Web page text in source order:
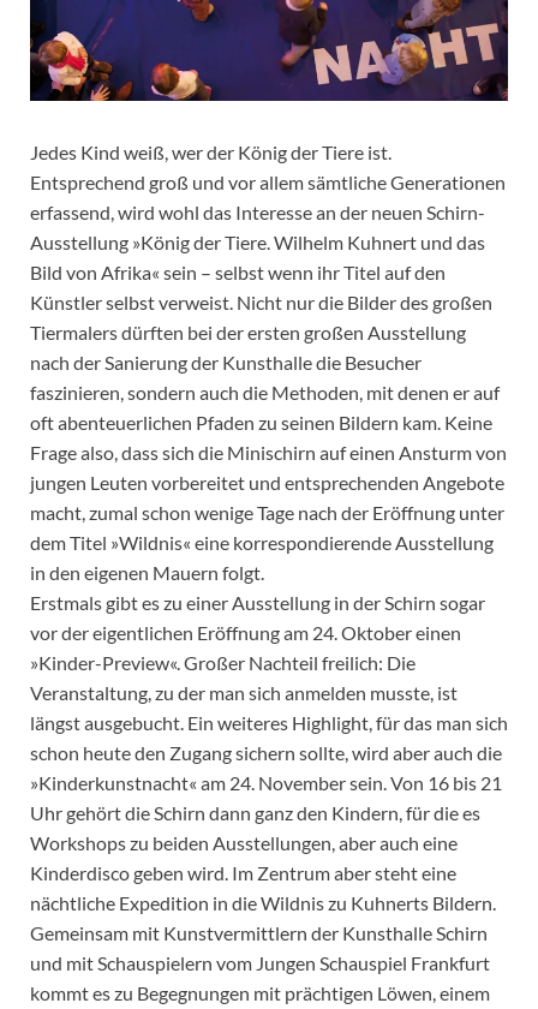
Jedes Kind weiß, wer der König der Tiere ist.
Entsprechend groß und vor allem sämtliche Generationen
erfassend, wird wohl das Interesse an der neuen Schirn-
Ausstellung »König der Tiere. Wilhelm Kuhnert und das
Bild von Afrika« sein – selbst wenn ihr Titel auf den
Künstler selbst verweist. Nicht nur die Bilder des großen
Tiermalers dürften bei der ersten großen Ausstellung
nach der Sanierung der Kunsthalle die Besucher
faszinieren, sondern auch die Methoden, mit denen er auf
oft abenteuerlichen Pfaden zu seinen Bildern kam. Keine
Frage also, dass sich die Minischirn auf einen Ansturm von
jungen Leuten vorbereitet und entsprechenden Angebote
macht, zumal schon wenige Tage nach der Eröffnung unter
dem Titel »Wildnis« eine korrespondierende Ausstellung
in den eigenen Mauern folgt.
Erstmals gibt es zu einer Ausstellung in der Schirn sogar
vor der eigentlichen Eröffnung am 24. Oktober einen
»Kinder-Preview«. Großer Nachteil freilich: Die
Veranstaltung, zu der man sich anmelden musste, ist
längst ausgebucht. Ein weiteres Highlight, für das man sich
schon heute den Zugang sichern sollte, wird aber auch die
»Kinderkunstnacht« am 24. November sein. Von 16 bis 21
Uhr gehört die Schirn dann ganz den Kindern, für die es
Workshops zu beiden Ausstellungen, aber auch eine
Kinderdisco geben wird. Im Zentrum aber steht eine
nächtliche Expedition in die Wildnis zu Kuhnerts Bildern.
Gemeinsam mit Kunstvermittlern der Kunsthalle Schirn
und mit Schauspielern vom Jungen Schauspiel Frankfurt
kommt es zu Begegnungen mit prächtigen Löwen, einem